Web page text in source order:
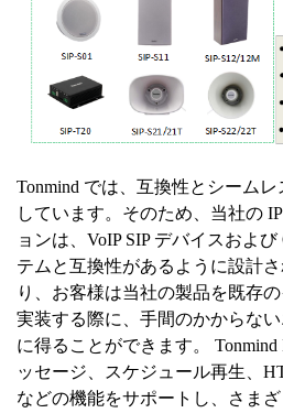
Tonmind では、互換性とシーム
しています。そのため、当社の
ョンは、VoIP SIP デバイスおよ
テムと互換性があるように設計
り、お客様は当社の製品を既存
実装する際に、手間のかからな
に得ることができます。 Tonmind
ッセージ、スケジュール再生、
などの機能をサポートし、さま